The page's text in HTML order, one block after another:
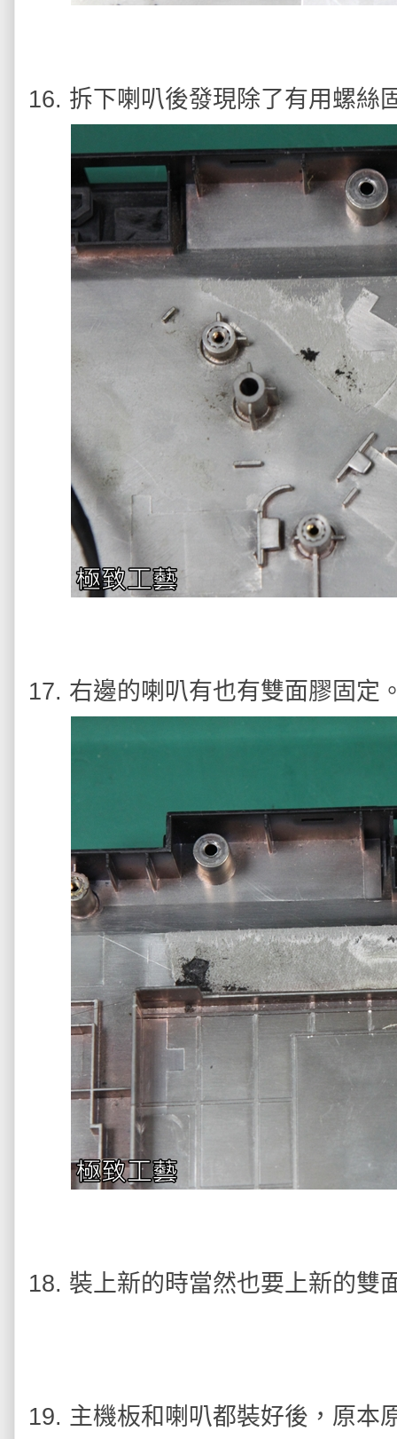
16. 拆下喇叭後發現除了有用螺絲
17. 右邊的喇叭有也有雙面膠固定
18. 裝上新的時當然也要上新的雙
19. 主機板和喇叭都裝好後，原本